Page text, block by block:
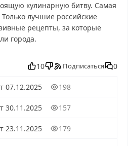
кулинарную битву. Самая
лучшие российские
рецепты, за которые
города.
онлайн, Повара на колесах
на колесах сегодня смотреть,
сейчас, Повара на
Повара на колесах,
10 Подписаться 0
07.12.2025 198
30.11.2025 157
23.11.2025 179